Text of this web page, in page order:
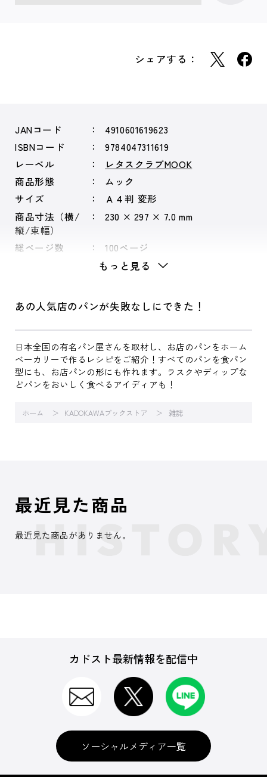
シェアする：
JANコード
4910601619623
ISBNコード
9784047311619
レーベル
レタスクラブMOOK
商品形態
ムック
サイズ
Ａ４判 変形
商品寸法（横/
縦/束幅）
230 × 297 × 7.0 mm
総ページ数 100ページ
もっと見る
あの人気店のパンが失敗なしにできた！
日本全国の有名パン屋さんを取材し、お店のパンをホーム
ベーカリーで作るレシピをご紹介！すべてのパンを食パン
型にも、お店パンの形にも作れます。ラスクやディップな
どパンをおいしく食べるアイディアも！
ホーム KADOKAWAブックストア 雑誌
最近見た商品
最近見た商品がありません。
カドスト最新情報を配信中
ソーシャルメディア一覧